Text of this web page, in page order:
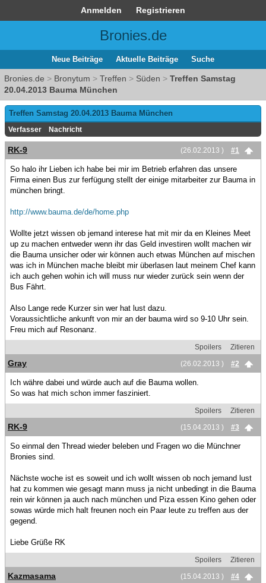
Anmelden Registrieren
Bronies.de
Neue Beiträge Aktuelle Beiträge Suche
Bronies.de > Bronytum > Treffen > Süden > Treffen Samstag
20.04.2013 Bauma München
Treffen Samstag 20.04.2013 Bauma München
Verfasser Nachricht
(26.02.2013 ) #1
RK-9
So halo ihr Lieben ich habe bei mir im Betrieb erfahren das unsere
Firma einen Bus zur ferfügung stellt der einige mitarbeiter zur Bauma in
münchen bringt.
http://www.bauma.de/de/home.php
Wollte jetzt wissen ob jemand interese hat mit mir da en Kleines Meet
up zu machen entweder wenn ihr das Geld investiren wollt machen wir
die Bauma unsicher oder wir können auch etwas München auf mischen
was ich in München mache bleibt mir überlasen laut meinem Chef kann
ich auch gehen wohin ich will muss nur wieder zurück sein wenn der
Bus Fährt.
Also Lange rede Kurzer sin wer hat lust dazu.
Voraussichtliche ankunft von mir an der bauma wird so 9-10 Uhr sein.
Freu mich auf Resonanz.
Spoilers
Zitieren
(26.02.2013 )
#2
Gray
Ich währe dabei und würde auch auf die Bauma wollen.
So was hat mich schon immer fasziniert.
Spoilers
Zitieren
(15.04.2013 )
#3
RK-9
So einmal den Thread wieder beleben und Fragen wo die Münchner
Bronies sind.
Nächste woche ist es soweit und ich wollt wissen ob noch jemand lust
hat zu kommen wie gesagt mann muss ja nicht unbedingt in die Bauma
rein wir können ja auch nach münchen und Piza essen Kino gehen oder
sowas würde mich halt freunen noch ein Paar leute zu treffen aus der
gegend.
Liebe Grüße RK
Spoilers
Zitieren
(15.04.2013 )
#4
Kazmasama